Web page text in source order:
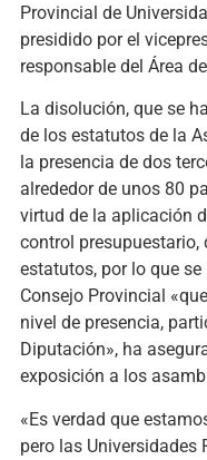
Provincial de
presidido por el
responsable del Área
La disolución, que se
de los estatutos de la
la presencia de dos
alrededor de unos 80
virtud de la aplicación
control
estatutos, por lo que
Consejo Provincial
nivel de presencia,
Diputación», ha
exposición a los
«Es verdad que
pero las Universidades